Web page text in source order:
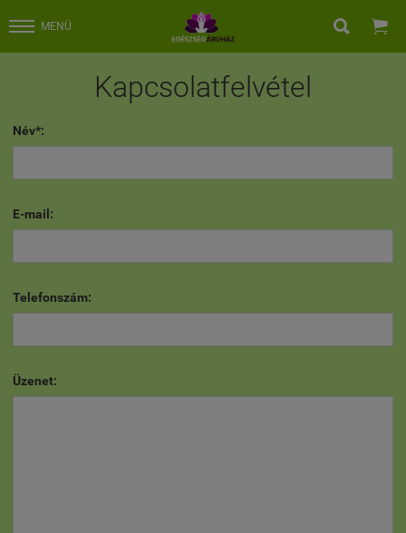
MENÜ  
Kapcsolatfelvétel
Név*:
E-mail:
Telefonszám:
Üzenet: